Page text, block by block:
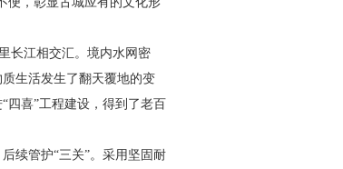
长江相交汇。境内水网密
质生活发生了翻天覆地的变
四喜”工程建设，得到了老百
续管护“三关”。 采用坚固耐